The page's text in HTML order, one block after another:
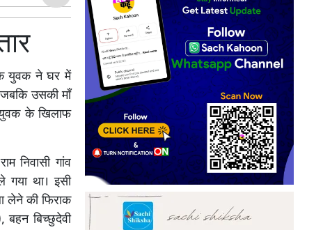
युवक ने घर में
उसकी माँ
युवक के खिलाफ
निवासी गांव
था। इसी
लेने की फिराक
बहन बिच्छुदेवी